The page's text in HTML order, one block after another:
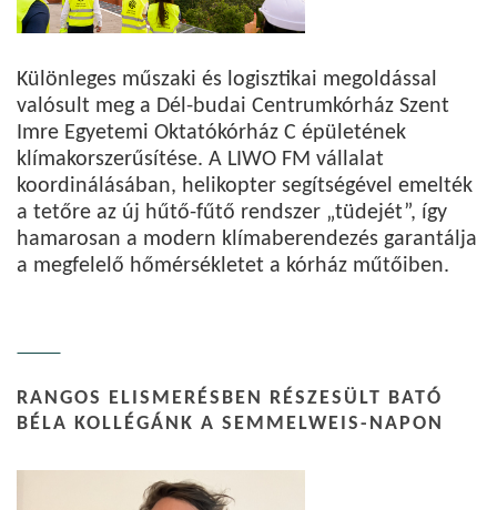
Különleges műszaki és logisztikai megoldással
valósult meg a Dél-budai Centrumkórház Szent
Imre Egyetemi Oktatókórház C épületének
klímakorszerűsítése. A LIWO FM vállalat
koordinálásában, helikopter segítségével emelték
a tetőre az új hűtő-fűtő rendszer „tüdejét”, így
hamarosan a modern klímaberendezés garantálja
a megfelelő hőmérsékletet a kórház műtőiben.
RANGOS ELISMERÉSBEN RÉSZESÜLT BATÓ
BÉLA KOLLÉGÁNK A SEMMELWEIS-NAPON